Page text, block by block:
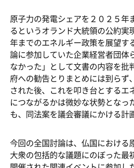
原子力の発電シェアを２０２５年
るというオランド大統領の公約実
年までのエネルギー政策を展望す
論に参加していた企業経営者団体
なかった」として文書の内容を批
府への勧告とりまとめには到らず
された後、これを叩き台とするエ
につながるかは微妙な状勢となっ
も、同法案を議会審議にかける計
今回の全国討論は、仏国における
大衆の包括的な議題にのぼった最